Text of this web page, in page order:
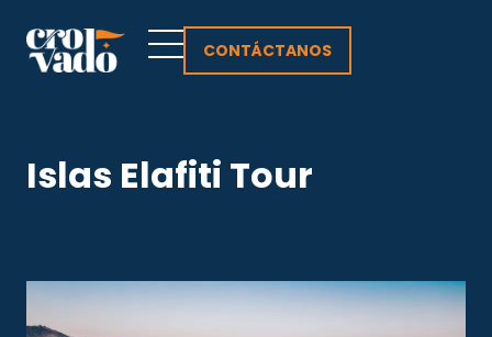
CONTÁCTANOS
Islas Elafiti Tour